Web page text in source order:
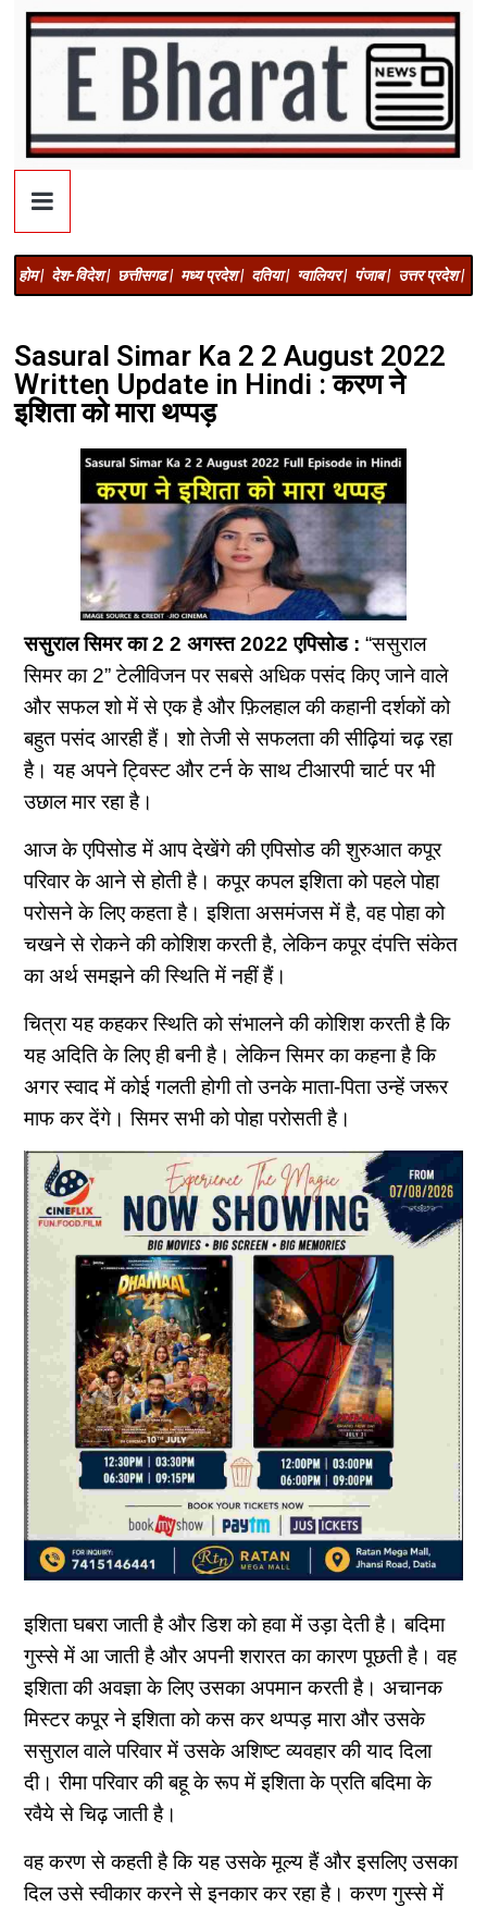
होम | देश-विदेश | छत्तीसगढ | मध्य प्रदेश | दतिया | ग्वालियर | पंजाब | उत्तर प्रदेश |
Sasural Simar Ka 2 2 August 2022
Written Update in Hindi : करण ने
इशिता को मारा थप्पड़
ससुराल सिमर का 2 2 अगस्त 2022 एपिसोड : “ससुराल
सिमर का 2” टेलीविजन पर सबसे अधिक पसंद किए जाने वाले
और सफल शो में से एक है और फ़िलहाल की कहानी दर्शकों को
बहुत पसंद आरही हैं। शो तेजी से सफलता की सीढ़ियां चढ़ रहा
है। यह अपने ट्विस्ट और टर्न के साथ टीआरपी चार्ट पर भी
उछाल मार रहा है।
आज के एपिसोड में आप देखेंगे की एपिसोड की शुरुआत कपूर
परिवार के आने से होती है। कपूर कपल इशिता को पहले पोहा
परोसने के लिए कहता है। इशिता असमंजस में है, वह पोहा को
चखने से रोकने की कोशिश करती है, लेकिन कपूर दंपत्ति संकेत
का अर्थ समझने की स्थिति में नहीं हैं।
चित्रा यह कहकर स्थिति को संभालने की कोशिश करती है कि
यह अदिति के लिए ही बनी है। लेकिन सिमर का कहना है कि
अगर स्वाद में कोई गलती होगी तो उनके माता-पिता उन्हें जरूर
माफ कर देंगे। सिमर सभी को पोहा परोसती है।
इशिता घबरा जाती है और डिश को हवा में उड़ा देती है। बदिमा
गुस्से में आ जाती है और अपनी शरारत का कारण पूछती है। वह
इशिता की अवज्ञा के लिए उसका अपमान करती है। अचानक
मिस्टर कपूर ने इशिता को कस कर थप्पड़ मारा और उसके
ससुराल वाले परिवार में उसके अशिष्ट व्यवहार की याद दिला
दी। रीमा परिवार की बहू के रूप में इशिता के प्रति बदिमा के
रवैये से चिढ़ जाती है।
वह करण से कहती है कि यह उसके मूल्य हैं और इसलिए उसका
दिल उसे स्वीकार करने से इनकार कर रहा है। करण गुस्से में